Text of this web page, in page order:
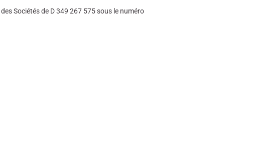
Sociétés de D 349 267 575 sous le numéro